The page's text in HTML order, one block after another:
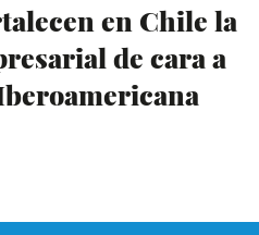
en Chile la
de cara a